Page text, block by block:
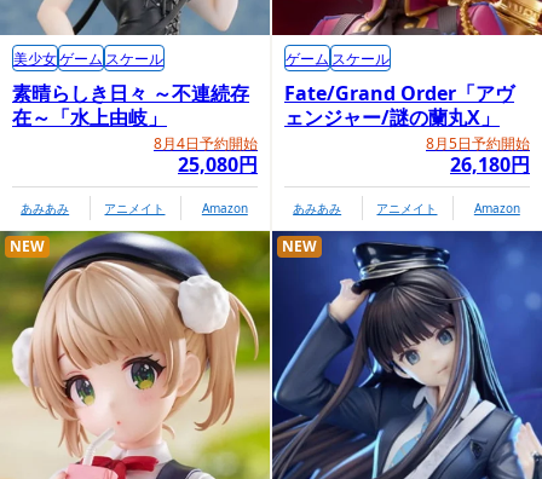
素晴らしき日々 ～不連続存
在～「水上由岐」
8月4日予約開始
25,080円
美少女ゲーム スケール
あみあみ アニメイト Amazon
Fate/Grand Order「アヴ
ェンジャー/謎の蘭丸X」
8月5日予約開始
26,180円
ゲーム スケール
あみあみ アニメイト Amazon
NEW NEW